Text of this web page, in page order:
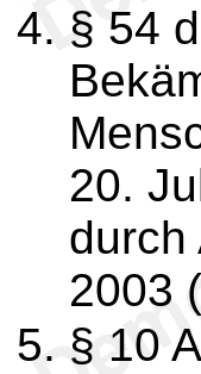
§ 54
20.
durch
2003
§ 10